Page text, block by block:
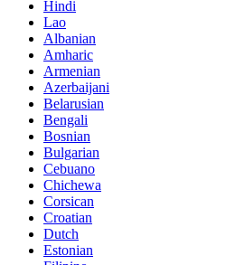
Hindi
Lao
Albanian
Amharic
Armenian
Azerbaijani
Belarusian
Bengali
Bosnian
Bulgarian
Cebuano
Chichewa
Corsican
Croatian
Dutch
Estonian